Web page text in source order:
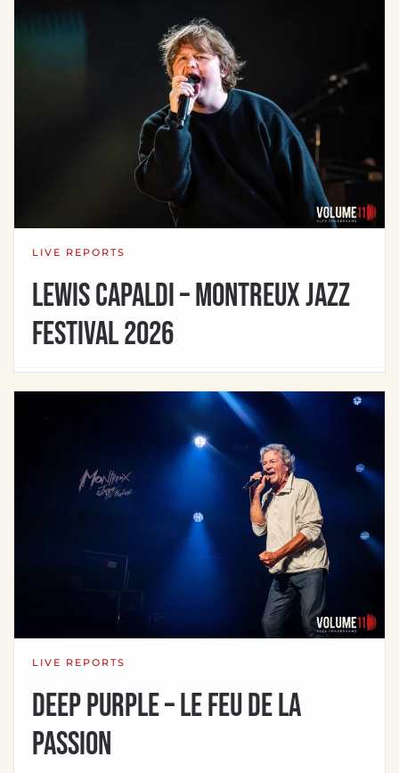
LIVE REPORTS
Lewis Capaldi – Montreux Jazz
Festival 2026
LIVE REPORTS
Deep Purple – Le Feu de la
Passion